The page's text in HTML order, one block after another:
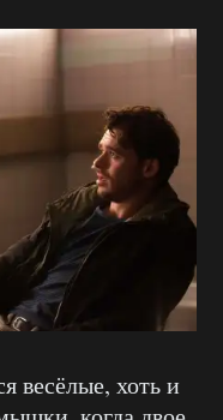
весёлые, хоть и